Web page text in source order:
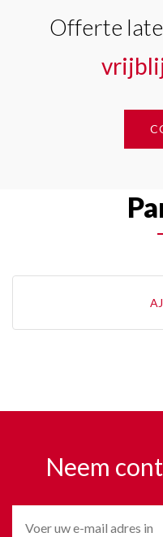
Offerte
Neem